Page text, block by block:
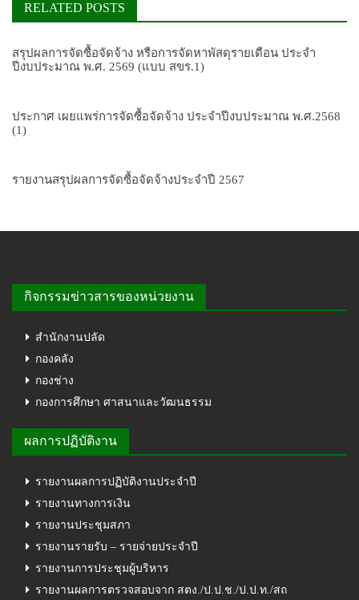
RELATED POSTS
สรุปผลการจัดซื้อจัดจ้าง หรือการจัดหาพัสดุรายเดือน ประจำ
ปีงบประมาณ พ.ศ. 2569 (แบบ สขร.1)
ประกาศ เผยแพร่การจัดซื้อจัดจ้าง ประจำปีงบประมาณ พ.ศ.2568
(1)
รายงานสรุปผลการจัดซื้อจัดจ้างประจำปี 2567
กิจกรรมข่าวสารของหน่วยงาน
สำนักงานปลัด
กองคลัง
กองช่าง
กองการศึกษา ศาสนาและวัฒนธรรม
ผลการปฏิบัติงาน
รายงานผลการปฏิบัติงานประจำปี
รายงานทางการเงิน
รายงานประชุมสภา
รายงานรายรับ – รายจ่ายประจำปี
รายงานการประชุมผู้บริหาร
รายงานผลการตรวจสอบจาก สตง./ป.ป.ช./ป.ป.ท./สถ